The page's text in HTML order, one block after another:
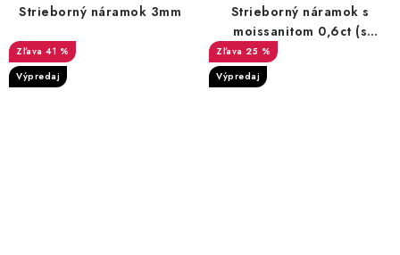
Strieborný náramok 3mm
41 %
Výpredaj
Strieborný náramok s
moissanitom 0,6ct (s
certifikátom)
25 %
Výpredaj